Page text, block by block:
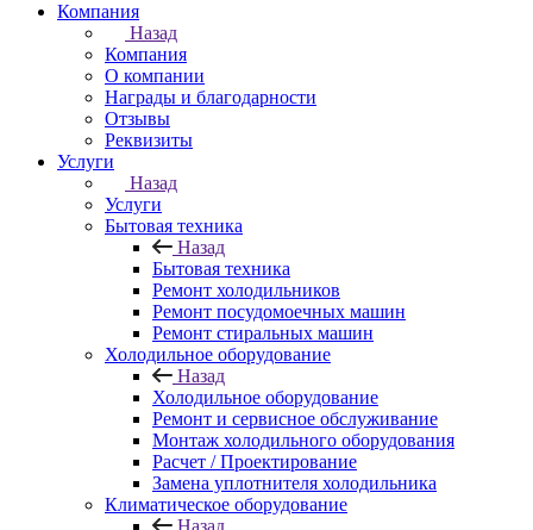
Компания
Назад
Компания
О компании
Награды и благодарности
Отзывы
Реквизиты
Услуги
Назад
Услуги
Бытовая техника
Назад
Бытовая техника
Ремонт холодильников
Ремонт посудомоечных машин
Ремонт стиральных машин
Холодильное оборудование
Назад
Холодильное оборудование
Ремонт и сервисное обслуживание
Монтаж холодильного оборудования
Расчет / Проектирование
Замена уплотнителя холодильника
Климатическое оборудование
Назад